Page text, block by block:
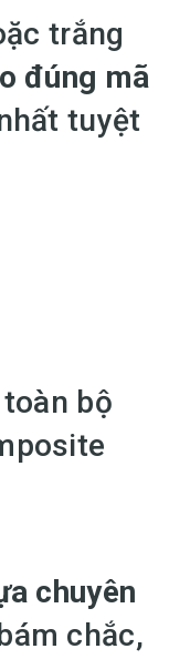
trắng
đúng mã
tuyệt
toàn bộ
chuyên
chắc,